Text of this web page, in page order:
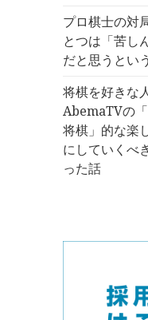
プロ棋士の対
とつは「苦し
だと思うとい
将棋を好きな
AbemaTVの
将棋」的な楽
にしていくべ
った話